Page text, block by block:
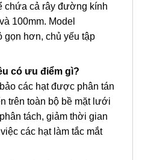
chứa cả rây đường kính
100mm. Model
gọn hơn, chủ yếu tập
có ưu điểm gì?
các hạt được phân tán
trên toàn bộ bề mặt lưới
tách, giảm thời gian
các hạt làm tắc mắt